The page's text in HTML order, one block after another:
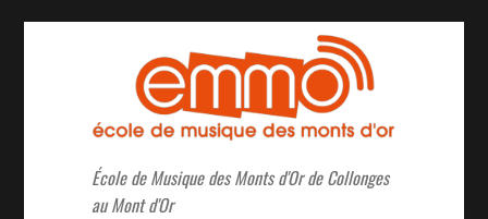
École de Musique des Monts d'Or de Collonges
au Mont d'Or